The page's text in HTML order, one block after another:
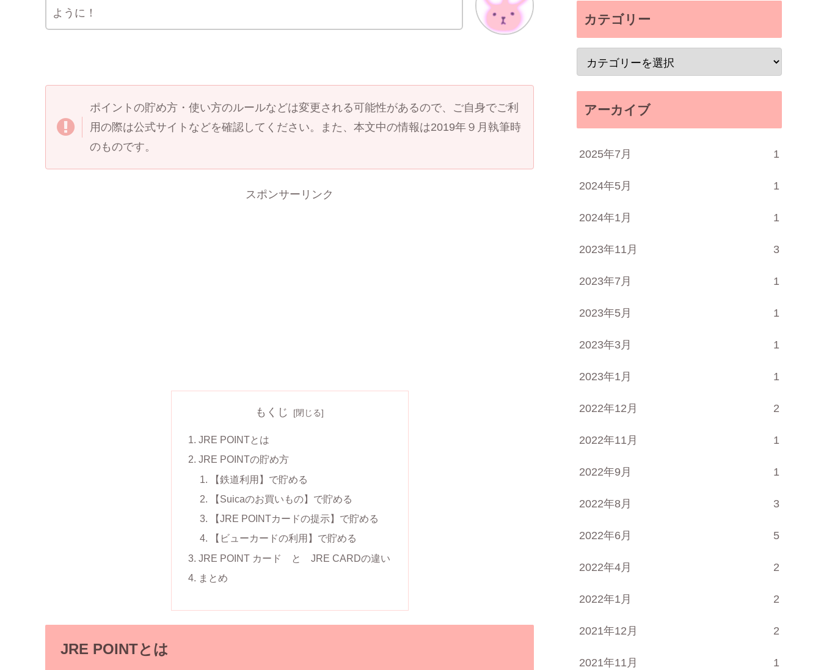
ように！
ポイントの貯め方・使い方のルールなどは変更される可能性があるので、ご自身でご利
用の際は公式サイトなどを確認してください。また、本文中の情報は2019年９月執筆時
のものです。
スポンサーリンク
もくじ
JRE POINTとは
JRE POINTの貯め方
【鉄道利用】で貯める
【Suicaのお買いもの】で貯める
【JRE POINTカードの提示】で貯める
【ビューカードの利用】で貯める
JRE POINT カード と JRE CARDの違い
まとめ
JRE POINTとは
カテゴリー
アーカイブ
2025年7月 1
2024年5月 1
2024年1月 1
2023年11月 3
2023年7月 1
2023年5月 1
2023年3月 1
2023年1月 1
2022年12月 2
2022年11月 1
2022年9月 1
2022年8月 3
2022年6月 5
2022年4月 2
2022年1月 2
2021年12月 2
2021年11月 1